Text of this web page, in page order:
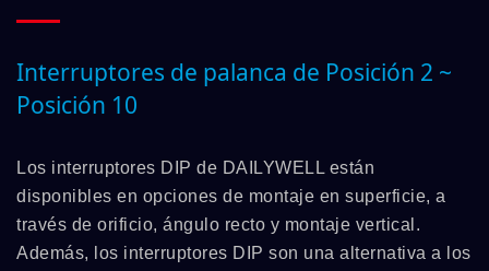
Interruptores de palanca de Posición 2 ~
Posición 10
Los interruptores DIP de DAILYWELL están
disponibles en opciones de montaje en superficie, a
través de orificio, ángulo recto y montaje vertical.
Además, los interruptores DIP son una alternativa a los